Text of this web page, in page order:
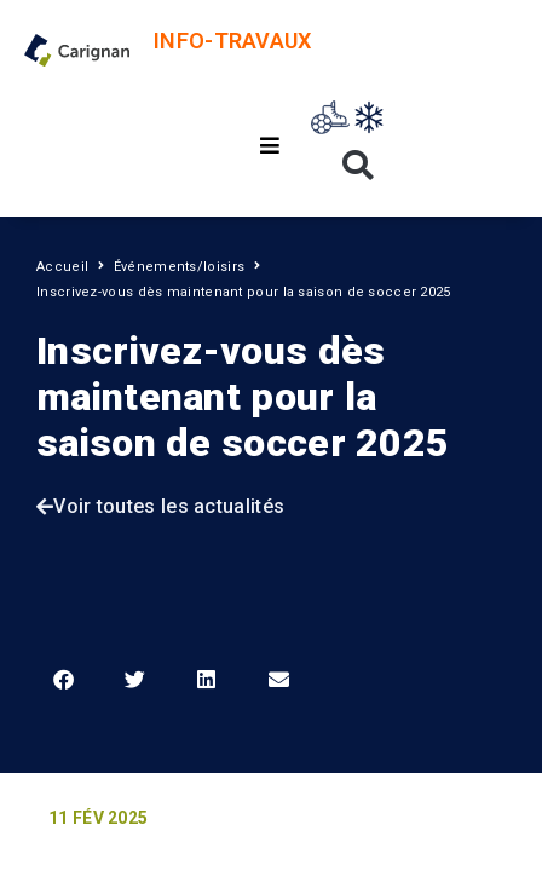
INFO-TRAVAUX
Accueil
Événements/loisirs
Inscrivez-vous dès maintenant pour la saison de soccer 2025
Inscrivez-vous dès
maintenant pour la
saison de soccer 2025
Voir toutes les actualités
11 FÉV 2025